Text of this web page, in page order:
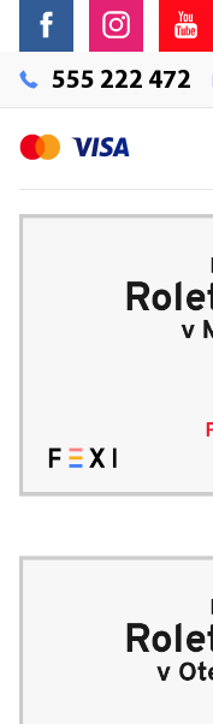
555 222 472